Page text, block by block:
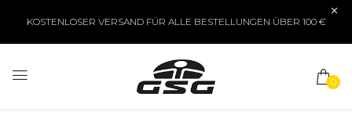
KOSTENLOSER VERSAND FÜR ALLE BESTELLUNGEN ÜBER 100 €
0